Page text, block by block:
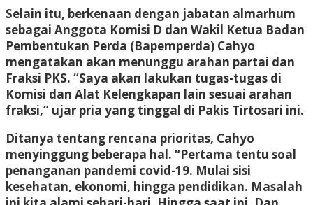
Selain itu, berkenaan dengan jabatan almarhum
sebagai Anggota Komisi D dan Wakil Ketua Badan
Pembentukan Perda (Bapemperda) Cahyo
mengatakan akan menunggu arahan partai dan
Fraksi PKS. “Saya akan lakukan tugas-tugas di
Komisi dan Alat Kelengkapan lain sesuai arahan
fraksi,” ujar pria yang tinggal di Pakis Tirtosari ini.
Ditanya tentang rencana prioritas, Cahyo
menyinggung beberapa hal. “Pertama tentu soal
penanganan pandemi covid-19. Mulai sisi
kesehatan, ekonomi, hingga pendidikan. Masalah